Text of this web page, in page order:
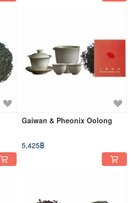
Gaiwan & Pheonix Oolong
5,425฿